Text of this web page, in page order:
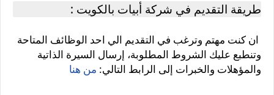
طريقة التقديم في شركة أبيات بالكويت :
ان كنت مهتم وترغب في التقديم الي احد الوظائف المتاحة
وتنطبع عليك الشروط المطلوبة، إرسال السيرة الذاتية
والمؤهلات والخبرات إلى الرابط التالي: من هنا